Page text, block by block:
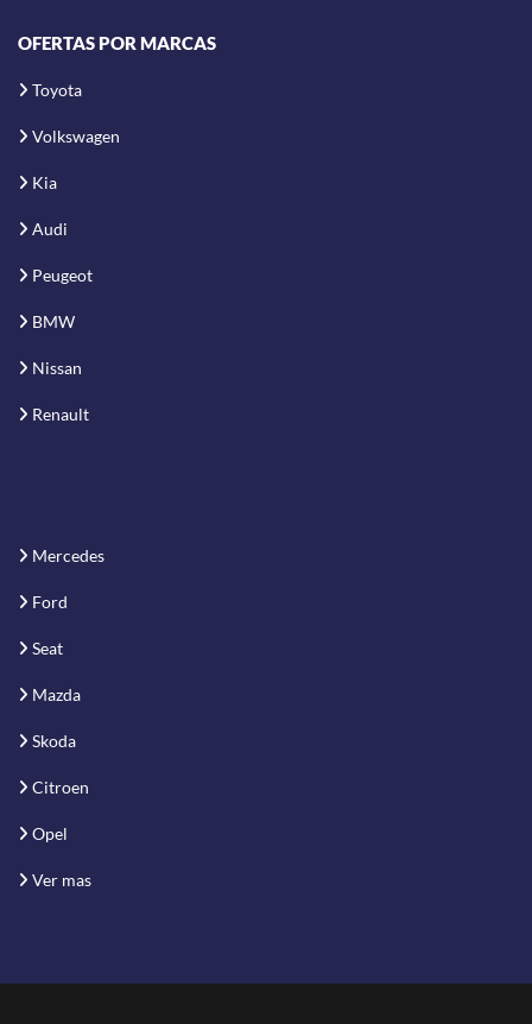
OFERTAS POR MARCAS
Toyota
Volkswagen
Kia
Audi
Peugeot
BMW
Nissan
Renault
Mercedes
Ford
Seat
Mazda
Skoda
Citroen
Opel
Ver mas